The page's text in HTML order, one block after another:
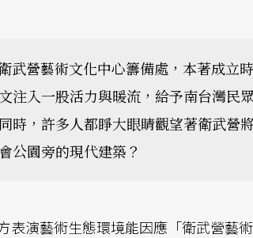
武營藝術文化中心籌備處，本著成立時
注入一股活力與暖流，給予南台灣民眾
時，許多人都睜大眼睛觀望著衛武營
公園旁的現代建築？
表演藝術生態環境能因應「衛武營藝